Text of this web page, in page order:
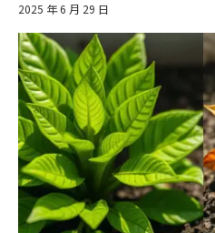
2025 年 6 月 29 日